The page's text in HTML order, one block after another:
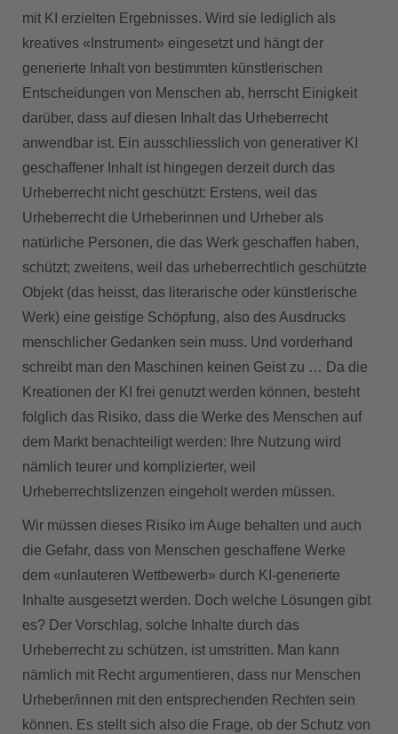
mit KI erzielten Ergebnisses. Wird sie lediglich als
kreatives «Instrument» eingesetzt und hängt der
generierte Inhalt von bestimmten künstlerischen
Entscheidungen von Menschen ab, herrscht Einigkeit
darüber, dass auf diesen Inhalt das Urheberrecht
anwendbar ist. Ein ausschliesslich von generativer KI
geschaffener Inhalt ist hingegen derzeit durch das
Urheberrecht nicht geschützt: Erstens, weil das
Urheberrecht die Urheberinnen und Urheber als
natürliche Personen, die das Werk geschaffen haben,
schützt; zweitens, weil das urheberrechtlich geschützte
Objekt (das heisst, das literarische oder künstlerische
Werk) eine geistige Schöpfung, also des Ausdrucks
menschlicher Gedanken sein muss. Und vorderhand
schreibt man den Maschinen keinen Geist zu … Da die
Kreationen der KI frei genutzt werden können, besteht
folglich das Risiko, dass die Werke des Menschen auf
dem Markt benachteiligt werden: Ihre Nutzung wird
nämlich teurer und komplizierter, weil
Urheberrechtslizenzen eingeholt werden müssen.
Wir müssen dieses Risiko im Auge behalten und auch
die Gefahr, dass von Menschen geschaffene Werke
dem «unlauteren Wettbewerb» durch KI-generierte
Inhalte ausgesetzt werden. Doch welche Lösungen gibt
es? Der Vorschlag, solche Inhalte durch das
Urheberrecht zu schützen, ist umstritten. Man kann
nämlich mit Recht argumentieren, dass nur Menschen
Urheber/innen mit den entsprechenden Rechten sein
können. Es stellt sich also die Frage, ob der Schutz von